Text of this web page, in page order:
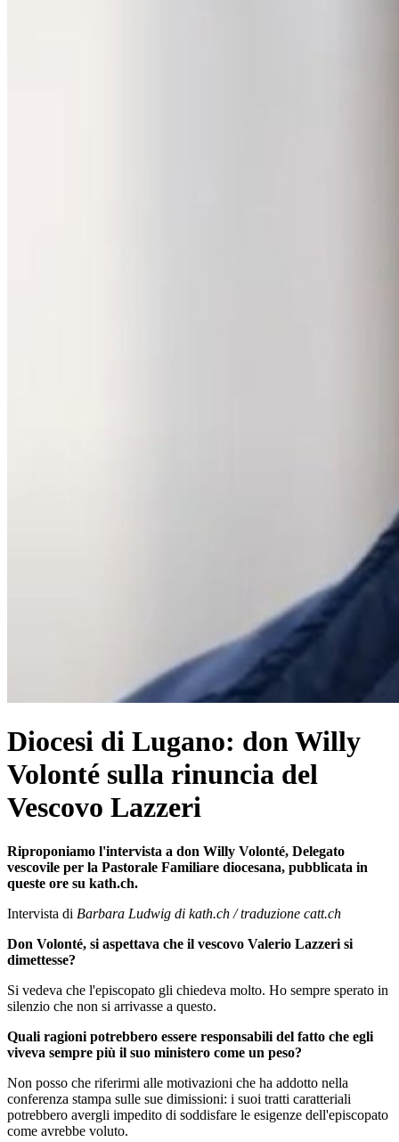
Diocesi di Lugano: don Willy
Volonté sulla rinuncia del
Vescovo Lazzeri
Riproponiamo l'intervista a don Willy Volonté, Delegato
vescovile per la Pastorale Familiare diocesana, pubblicata in
queste ore su kath.ch.
Intervista di Barbara Ludwig di kath.ch / traduzione catt.ch
Don Volonté, si aspettava che il vescovo Valerio Lazzeri si
dimettesse?
Si vedeva che l'episcopato gli chiedeva molto. Ho sempre sperato in
silenzio che non si arrivasse a questo.
Quali ragioni potrebbero essere responsabili del fatto che egli
viveva sempre più il suo ministero come un peso?
Non posso che riferirmi alle motivazioni che ha addotto nella
conferenza stampa sulle sue dimissioni: i suoi tratti caratteriali
potrebbero avergli impedito di soddisfare le esigenze dell'episcopato
come avrebbe voluto.